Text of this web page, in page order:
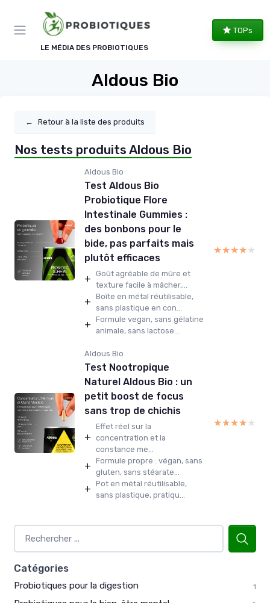
LE MÉDIA DES PROBIOTIQUES
TOPs
Aldous Bio
← Retour à la liste des produits
Nos tests produits Aldous Bio
Aldous Bio
Test Aldous Bio
Probiotique Flore
Intestinale Gummies :
des bonbons pour le
bide, pas parfaits mais
plutôt efficaces
+ Goût agréable de mûre et
texture facile à mâcher,...
+ Boîte en métal réutilisable,
sans plastique en con...
+ Formule vegan, sans gélatine
animale, sans lactose...
★★★★★
★★★★★
Aldous Bio
Test Nootropique
Naturel Aldous Bio : un
petit boost de focus
sans trop de chichis
+
Effet réel sur la
concentration et la
constance me...
+ Formule propre : végan, sans
gluten, sans stéarate...
+ Pot en métal réutilisable,
sans plastique, pratiqu...
★★★★★
★★★★★
Catégories
Probiotiques pour la digestion 1